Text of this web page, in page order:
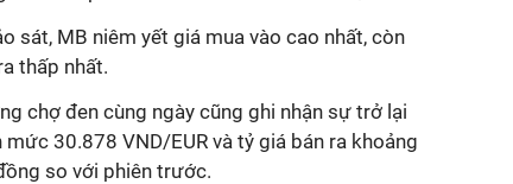
sát, MB niêm yết giá mua vào cao nhất, còn
thấp nhất.
chợ đen cùng ngày cũng ghi nhận sự trở lại
30.878 VND/EUR và tỷ giá bán ra khoảng
so với phiên trước.